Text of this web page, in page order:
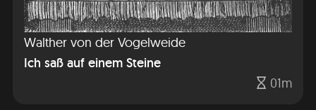
Ich saß auf einem Steine
Walther von der Vogelweide
01m